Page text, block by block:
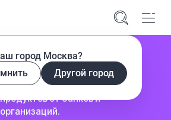
город Москва?
Другой город
и сравнения
от банков и